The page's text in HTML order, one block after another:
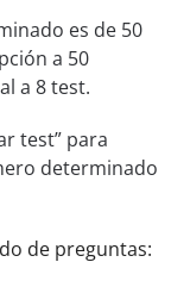
es de 50
a 50
a 8 test.
test” para
determinado
de preguntas: